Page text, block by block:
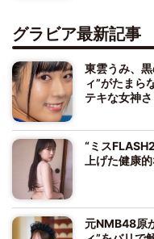
グラビア最新記事
東雲うみ、
ィ”がたまら
テキな女神
“ミス
上げた健康
元NMB48原